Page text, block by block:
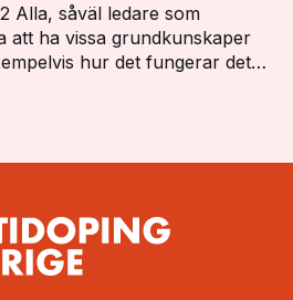
Alla, såväl ledare som
att ha vissa grundkunskaper
hur det fungerar det